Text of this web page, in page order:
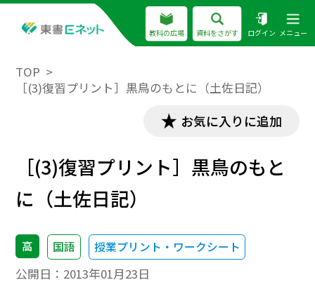
教科の広場 資料をさがす ログイン メニュー
TOP
［(3)復習プリント］黒鳥のもとに（土佐日記）
お気に入りに追加
［(3)復習プリント］黒鳥のもと
に（土佐日記）
高 国語 授業プリント・ワークシート
公開日： 2013年01月23日